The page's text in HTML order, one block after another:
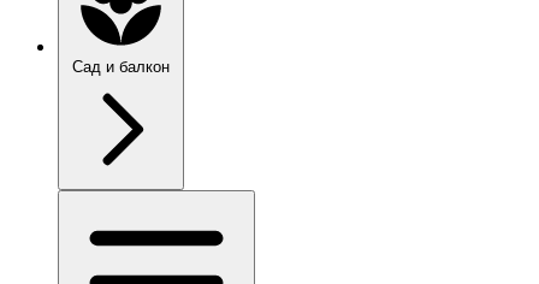
Сад и балкон